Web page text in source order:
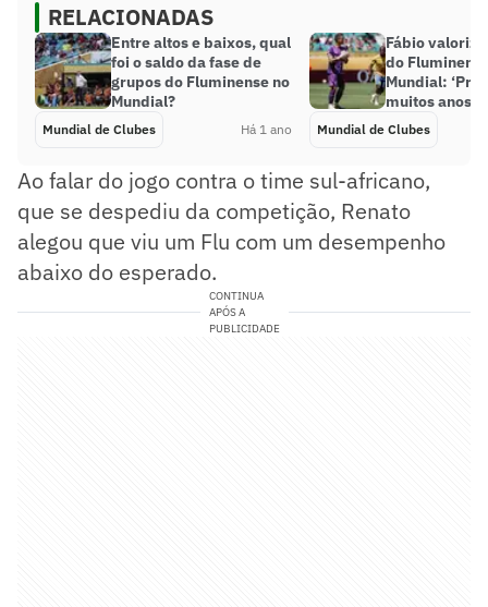
RELACIONADAS
Entre altos e baixos, qual
foi o saldo da fase de
grupos do Fluminense no
Mundial?
Mundial de Clubes Há 1 ano
Fábio
do
Mundial:
muitos anos’
Mundial de Clubes
Ao falar do jogo contra o time sul-africano,
que se despediu da competição, Renato
alegou que viu um Flu com um desempenho
abaixo do esperado.
CONTINUA
APÓS A
PUBLICIDADE